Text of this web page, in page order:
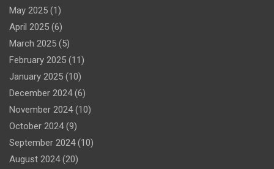
May 2025 (1)
April 2025 (6)
March 2025 (5)
February 2025 (11)
January 2025 (10)
December 2024(6)
November 2024(10)
October 2024(9)
September 2024(10)
August 2024(20)